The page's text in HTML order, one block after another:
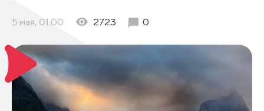
5 мая, 01:00 2723 0